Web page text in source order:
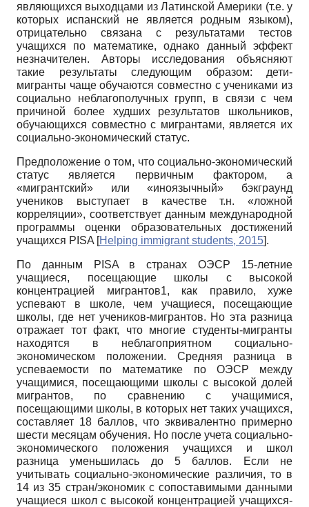
являющихся выходцами из Латинской Америки (т.е. у
которых испанский не является родным языком),
отрицательно связана с результатами тестов
учащихся по математике, однако данный эффект
незначителен. Авторы исследования объясняют
такие результаты следующим образом: дети-
мигранты чаще обучаются совместно с учениками из
социально неблагополучных групп, в связи с чем
причиной более худших результатов школьников,
обучающихся совместно с мигрантами, является их
социально-экономический статус.
Предположение о том, что социально-экономический
статус является первичным фактором, а
«мигрантский» или «иноязычный» бэкграунд
учеников выступает в качестве т.н. «ложной
корреляции», соответствует данным международной
программы оценки образовательных достижений
учащихся PISA [Helping immigrant students, 2015].
По данным PISA в странах ОЭСР 15-летние
учащиеся, посещающие школы с высокой
концентрацией мигрантов1, как правило, хуже
успевают в школе, чем учащиеся, посещающие
школы, где нет учеников-мигрантов. Но эта разница
отражает тот факт, что многие студенты-мигранты
находятся в неблагоприятном социально-
экономическом положении. Средняя разница в
успеваемости по математике по ОЭСР между
учащимися, посещающими школы с высокой долей
мигрантов, по сравнению с учащимися,
посещающими школы, в которых нет таких учащихся,
составляет 18 баллов, что эквивалентно примерно
шести месяцам обучения. Но после учета социально-
экономического положения учащихся и школ
разница уменьшилась до 5 баллов. Если не
учитывать социально-экономические различия, то в
14 из 35 стран/экономик с сопоставимыми данными
учащиеся школ с высокой концентрацией учащихся-